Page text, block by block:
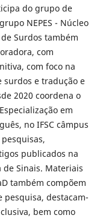
do grupo de
NEPES - Núcleo
Surdos também
com
com foco na
surdos e tradução e
2020 coordena o
em
no IFSC câmpus
publicados na
Sinais. Materiais
também compõem
pesquisa, destacam-
bem como